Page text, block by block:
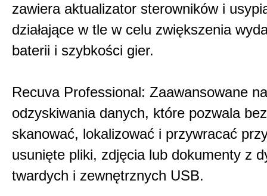
zawiera aktualizator sterowników i
działające w tle w celu zwiększenia
baterii i szybkości gier.
Recuva Professional: Zaawansowane
odzyskiwania danych, które pozwala
skanować, lokalizować i przywracać
usunięte pliki, zdjęcia lub dokumenty z
twardych i zewnętrznych USB.